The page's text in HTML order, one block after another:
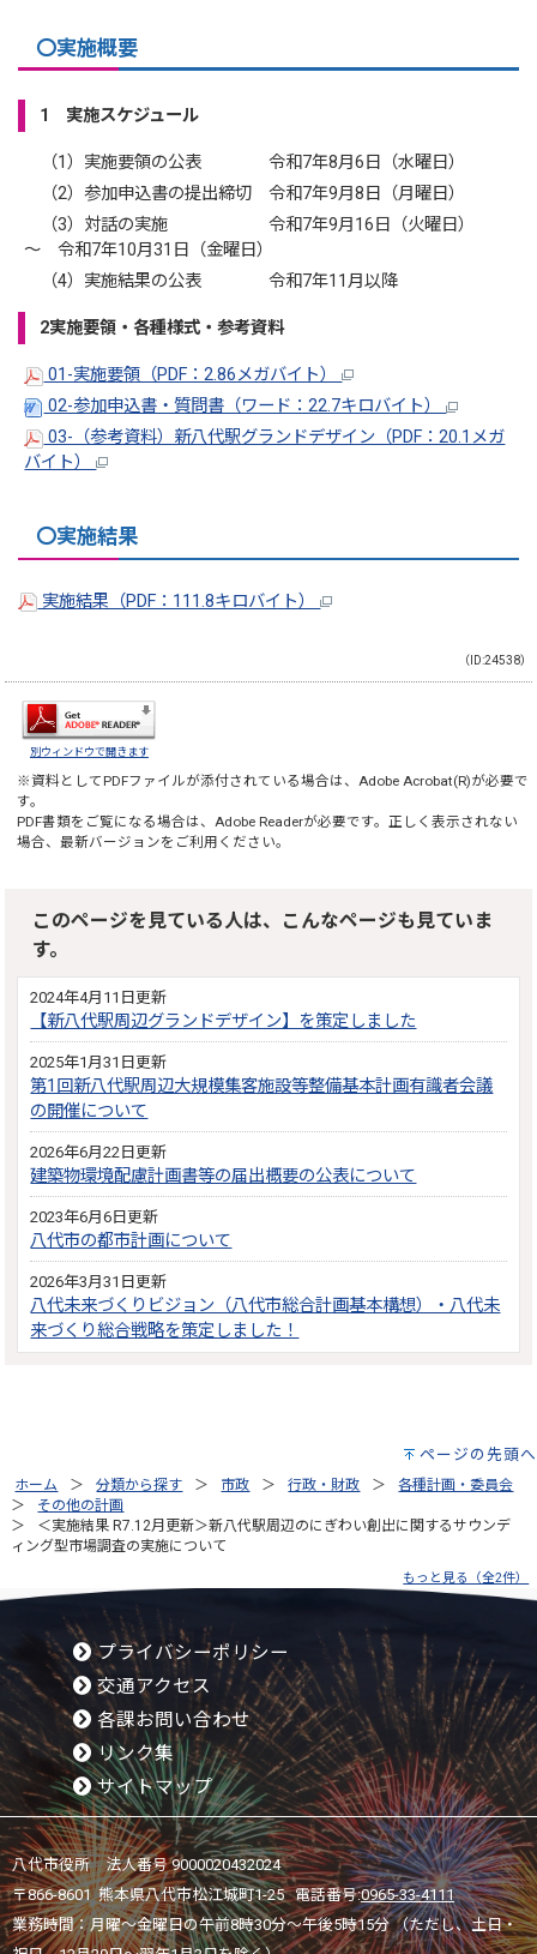
〇実施概要
1 実施スケジュール
（1）実施要領の公表 令和7年8月6日（水曜日）
（2）参加申込書の提出締切 令和7年9月8日（月曜日）
（3）対話の実施 令和7年9月16日（火曜日）
～ 令和7年10月31日（金曜日）
（4）実施結果の公表 令和7年11月以降
2実施要領・各種様式・参考資料
01-実施要領（PDF：2.86メガバイト）
02-参加申込書・質問書（ワード：22.7キロバイト）
03-（参考資料）新八代駅グランドデザイン（PDF：20.1メガ
バイト）
〇実施結果
実施結果（PDF：111.8キロバイト）
（ID:24538）
別ウィンドウで開きます
※資料としてPDFファイルが添付されている場合は、 Adobe Acrobat(R)が必要で
す。
PDF書類をご覧になる場合は、 Adobe Readerが必要です。正しく表示されない
場合、最新バージョンをご利用ください。
このページを見ている人は、こんなページも見ていま
す。
2024年4月11日更新
【新八代駅周辺グランドデザイン】を策定しました
2025年1月31日更新
第1回新八代駅周辺大規模集客施設等整備基本計画有識者会議
の開催について
2026年6月22日更新
建築物環境配慮計画書等の届出概要の公表について
2023年6月6日更新
八代市の都市計画について
2026年3月31日更新
八代未来づくりビジョン（八代市総合計画基本構想）・八代未
来づくり総合戦略を策定しました！
ページの先頭へ
ホーム 分類から探す 市政 行政・財政
各種計画・委員会
その他の計画
＜実施結果 R7.12月更新＞新八代駅周辺のにぎわい創出に関するサウンデ
ィング型市場調査の実施について
もっと見る（全2件）
プライバシーポリシー
交通アクセス
各課お問い合わせ
リンク集
サイトマップ
八代市役所 法人番号 9000020432024
〒866-8601 熊本県八代市松江城町1-25 電話番号:0965-33-4111
業務時間：月曜～金曜日の午前8時30分～午後5時15分 （ただし、土日・